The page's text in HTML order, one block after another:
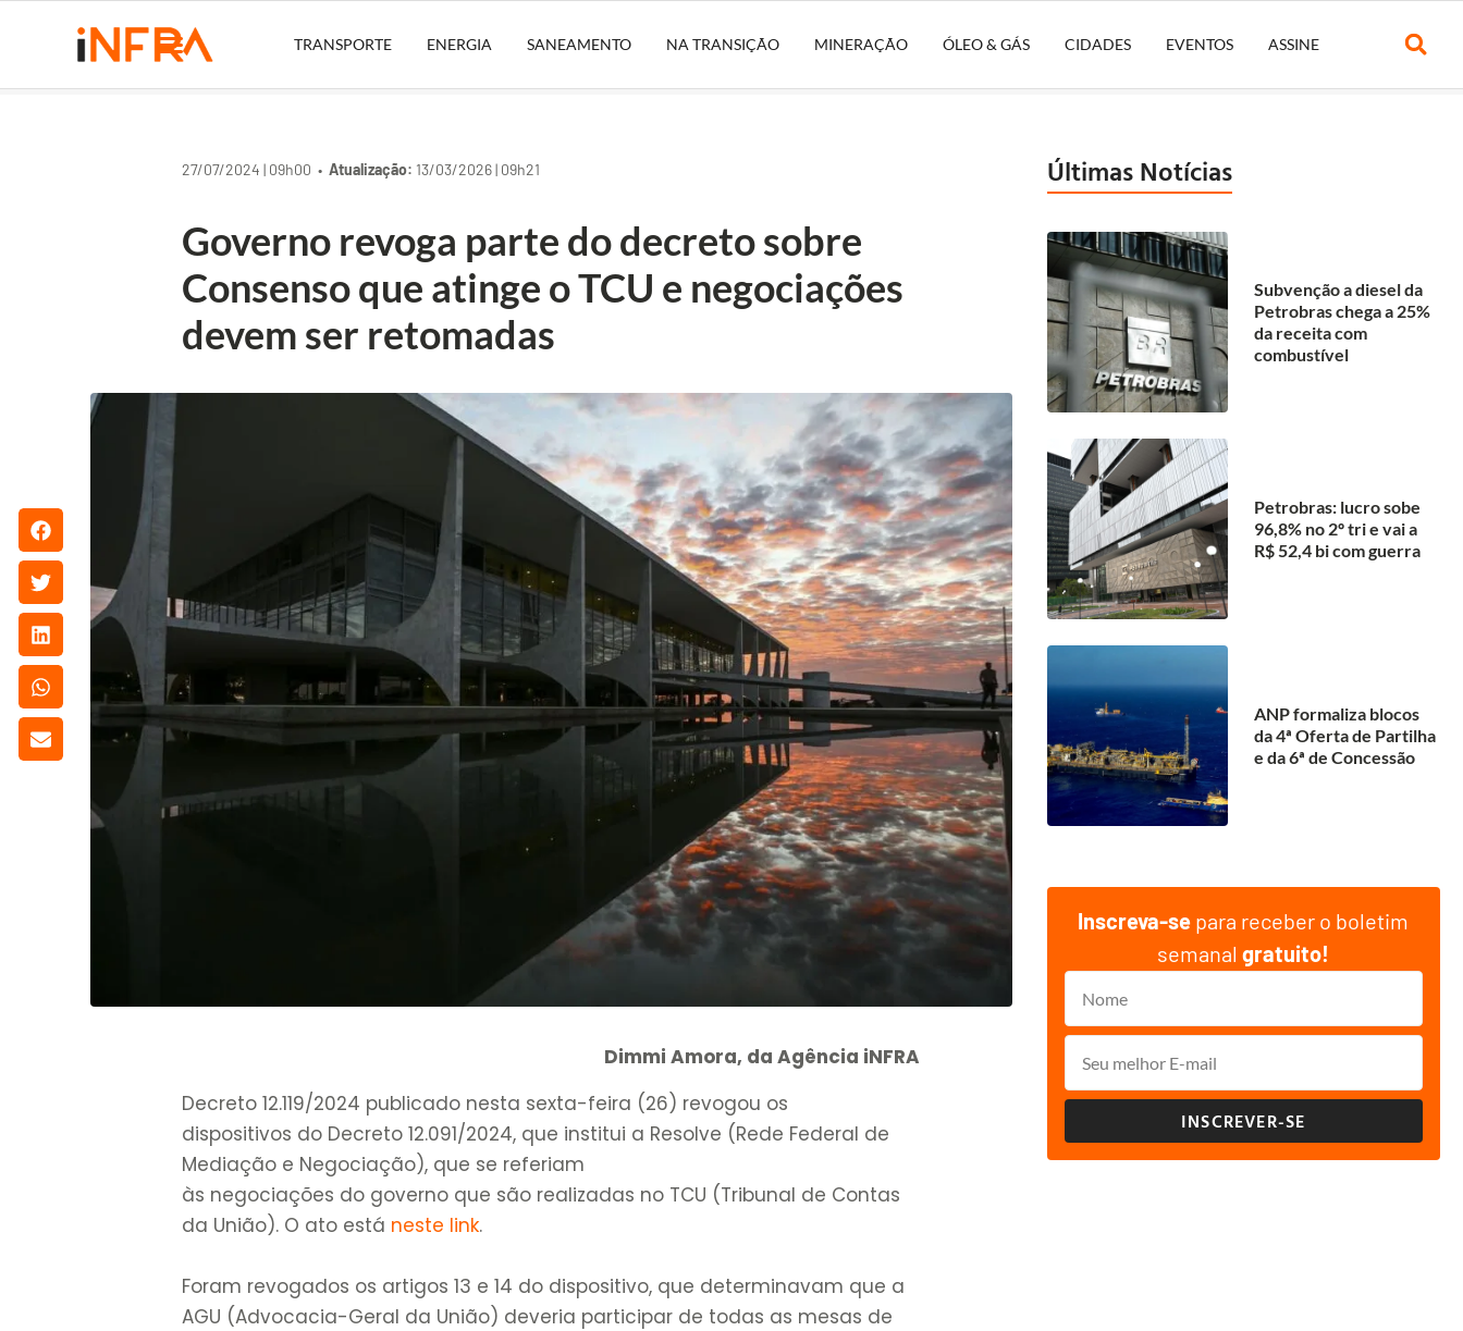
TRANSPORTE ENERGIA SANEAMENTO NA TRANSIÇÃO MINERAÇÃO ÓLEO & GÁS CIDADES EVENTOS ASSINE
27/07/2024 | 09h00 •Atualização: 13/03/2026 | 09h21
Governo revoga parte do decreto sobre
Consenso que atinge o TCU e negociações
devem ser retomadas
Dimmi Amora, da Agência iNFRA
Decreto 12.119/2024 publicado nesta sexta-feira (26) revogou os
dispositivos do Decreto 12.091/2024, que institui a Resolve (Rede Federal de
Mediação e Negociação), que se referiam
às negociações do governo que são realizadas no TCU (Tribunal de Contas
da União). O ato está neste link.
Foram revogados os artigos 13 e 14 do dispositivo, que determinavam que a
AGU (Advocacia-Geral da União) deveria participar de todas as mesas de
Últimas Notícias
Subvenção a diesel da
Petrobras chega a 25%
da receita com
combustível
Petrobras: lucro sobe
96,8% no 2º tri e vai a
R$ 52,4 bi com guerra
ANP formaliza blocos
da 4ª Oferta de Partilha
e da 6ª de Concessão
Inscreva-se para receber o boletim
semanalgratuito!
INSCREVER-SE